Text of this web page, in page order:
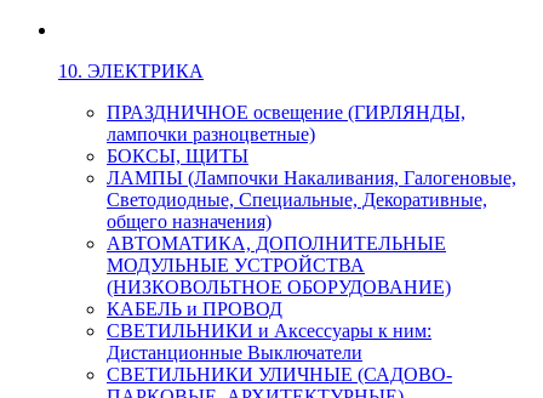
10. ЭЛЕКТРИКА
ПРАЗДНИЧНОЕ освещение (ГИРЛЯНДЫ,
лампочки разноцветные)
БОКСЫ, ЩИТЫ
ЛАМПЫ (Лампочки Накаливания, Галогеновые,
Светодиодные, Специальные, Декоративные,
общего назначения)
АВТОМАТИКА, ДОПОЛНИТЕЛЬНЫЕ
МОДУЛЬНЫЕ УСТРОЙСТВА
(НИЗКОВОЛЬТНОЕ ОБОРУДОВАНИЕ)
КАБЕЛЬ и ПРОВОД
СВЕТИЛЬНИКИ и Аксессуары к ним:
Дистанционные Выключатели
СВЕТИЛЬНИКИ УЛИЧНЫЕ (САДОВО-